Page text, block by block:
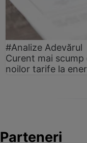
#Analize Adevărul
Curent mai
noilor tarife la
Parteneri